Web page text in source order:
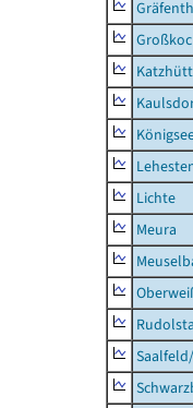
Lichte
Meura